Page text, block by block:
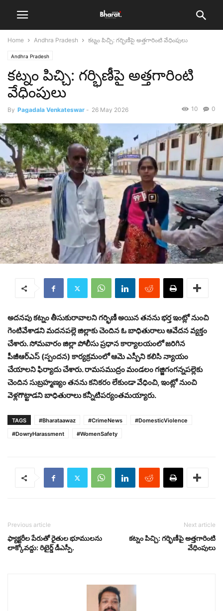
Home Andhra Pradesh కట్నం పిచ్చి: గర్భిణీపై అత్తగారింటి వేధింపులు
Andhra Pradesh
కట్నం పిచ్చి: గర్భిణీపై అత్తగారింటి
వేధింపులు
By Pagadala Venkateswar - 26 May 2026 0
10
అదనపు కట్నం తీసుకురావాలని గర్భిణీ అయిన తనను భర్త ఇంట్లో నుంచి
గెంటివేశాడని మదనపల్లె జిల్లాకు చెందిన ఓ బాధితురాలు ఆవేదన వ్యక్తం
చేశారు. సోమవారం జిల్లా పోలీసు ప్రధాన కార్యాలయంలో జరిగిన
పీజీఆర్ఎస్ (స్పందన) కార్యక్రమంలో ఆమె ఎస్పీని కలిసి న్యాయం
చేయాలని ఫిర్యాదు చేశారు. రామసముద్రం మండలం గజ్జిగంగన్నపల్లెకు
చెందిన సుబ్రహ్మణ్యం తనను కనికరం లేకుండా వేధించి, ఇంట్లో నుంచి
వెళ్లగొట్టాడని బాధితురాలు కన్నీటిపర్యంతమయ్యారు.
TAGS #Bharataawaz #CrimeNews
#DomesticViolence
#DowryHarassment
#WomenSafety
Previous article
ఫ్యాక్టరీల పేరుతో రైతుల భూములను
లాక్కోవద్దు: రిటైర్డ్ డీఎస్పీ.
Next article
కట్నం పిచ్చి: గర్భిణీపై అత్తగారింటి
వేధింపులు